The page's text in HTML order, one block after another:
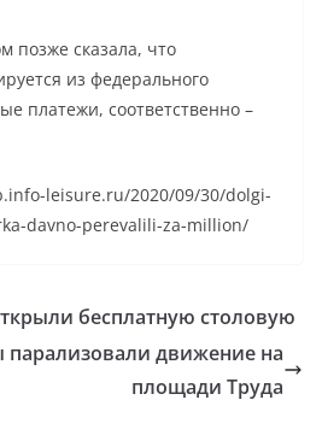
позже сказала, что
из федерального
платежи, соответственно –
leisure.ru/2020/09/30/dolgi-
davno-perevalili-za-million/
бесплатную столовую
движение на
площади Труда